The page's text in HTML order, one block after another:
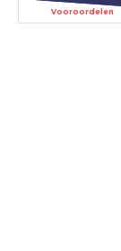
Vooroordelen